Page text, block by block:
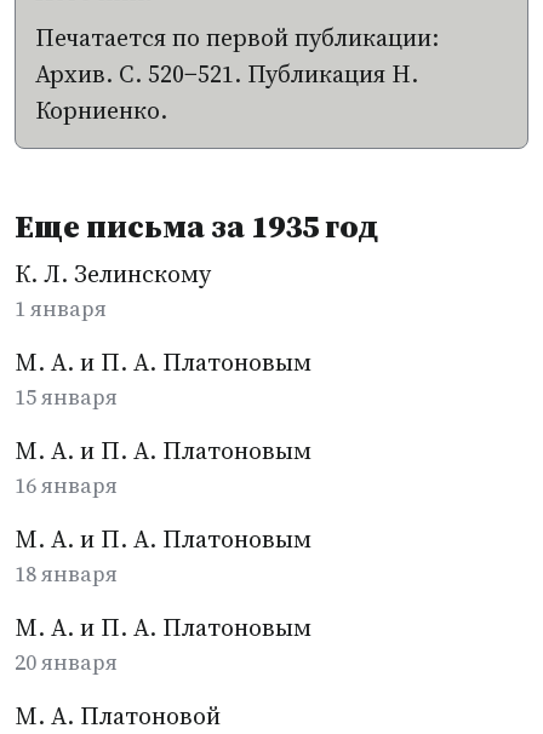
Печатается по первой публикации:
Архив. С. 520−521. Публикация Н.
Корниенко.
Еще письма за 1935 год
К. Л. Зелинскому
1 января
М. А. и П. А. Платоновым
15 января
М. А. и П. А. Платоновым
16 января
М. А. и П. А. Платоновым
18 января
М. А. и П. А. Платоновым
20 января
М. А. Платоновой